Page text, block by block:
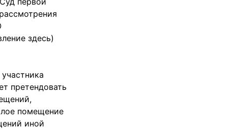
здесь)
претендовать
помещение
иной